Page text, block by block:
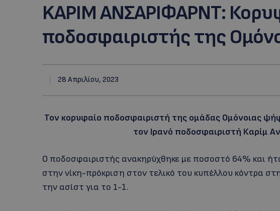
KAΡΙΜ ΑΝΣΑΡΙΦΑΡΝΤ:
ποδοσφαιριστής της
28 Απριλίου, 2023
Τον κορυφαίο ποδοσφαιριστή της ομάδας Ομόνοιας
τον Ιρανό ποδοσφαιριστή Καρίμ
Ο ποδοσφαιριστής ανακηρύχθηκε με ποσοστό 64% και
στην νίκη-πρόκριση στον τελικό του κυπέλλου κόντρα
την ασίστ για το 1-1.